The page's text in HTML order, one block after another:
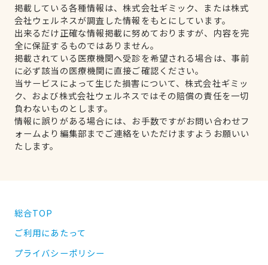
掲載している各種情報は、株式会社ギミック、または株式
会社ウェルネスが調査した情報をもとにしています。
出来るだけ正確な情報掲載に努めておりますが、内容を完
全に保証するものではありません。
掲載されている医療機関へ受診を希望される場合は、事前
に必ず該当の医療機関に直接ご確認ください。
当サービスによって生じた損害について、株式会社ギミッ
ク、および株式会社ウェルネスではその賠償の責任を一切
負わないものとします。
情報に誤りがある場合には、お手数ですがお問い合わせフ
ォームより編集部までご連絡をいただけますようお願いい
たします。
総合TOP
ご利用にあたって
プライバシーポリシー